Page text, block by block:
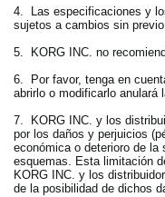
4. Las especificaciones y
sujetos a cambios sin
5. KORG INC. no
6. Por favor, tenga en
abrirlo o modificarlo anulará
7. KORG INC. y los
por los daños y perjuicios
económica o deterioro de la
esquemas. Esta limitación
KORG INC. y los
de la posibilidad de dichos